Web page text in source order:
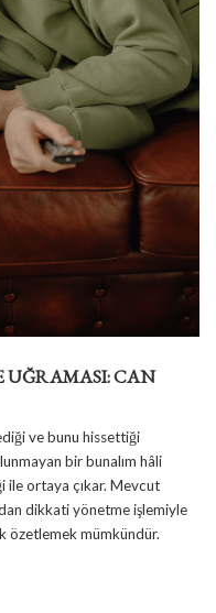
UĞRAMASI: CAN
ve bunu hissettiği
bir bunalım hâli
ile ortaya çıkar. Mevcut
dikkati yönetme işlemiyle
özetlemek mümkündür.